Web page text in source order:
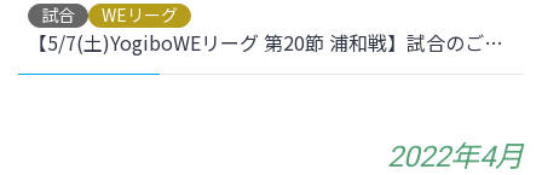
試合 WEリーグ
【5/7(土)YogiboWEリーグ 第20節 浦和戦】試合のご案内
2022年4月